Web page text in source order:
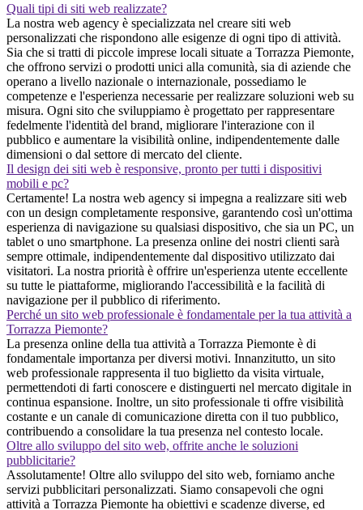
Quali tipi di siti web realizzate?
La nostra web agency è specializzata nel creare siti web
personalizzati che rispondono alle esigenze di ogni tipo di attività.
Sia che si tratti di piccole imprese locali situate a Torrazza Piemonte,
che offrono servizi o prodotti unici alla comunità, sia di aziende che
operano a livello nazionale o internazionale, possediamo le
competenze e l'esperienza necessarie per realizzare soluzioni web su
misura. Ogni sito che sviluppiamo è progettato per rappresentare
fedelmente l'identità del brand, migliorare l'interazione con il
pubblico e aumentare la visibilità online, indipendentemente dalle
dimensioni o dal settore di mercato del cliente.
Il design dei siti web è responsive, pronto per tutti i dispositivi
mobili e pc?
Certamente! La nostra web agency si impegna a realizzare siti web
con un design completamente responsive, garantendo così un'ottima
esperienza di navigazione su qualsiasi dispositivo, che sia un PC, un
tablet o uno smartphone. La presenza online dei nostri clienti sarà
sempre ottimale, indipendentemente dal dispositivo utilizzato dai
visitatori. La nostra priorità è offrire un'esperienza utente eccellente
su tutte le piattaforme, migliorando l'accessibilità e la facilità di
navigazione per il pubblico di riferimento.
Perché un sito web professionale è fondamentale per la tua attività a
Torrazza Piemonte?
La presenza online della tua attività a Torrazza Piemonte è di
fondamentale importanza per diversi motivi. Innanzitutto, un sito
web professionale rappresenta il tuo biglietto da visita virtuale,
permettendoti di farti conoscere e distinguerti nel mercato digitale in
continua espansione. Inoltre, un sito professionale ti offre visibilità
costante e un canale di comunicazione diretta con il tuo pubblico,
contribuendo a consolidare la tua presenza nel contesto locale.
Oltre allo sviluppo del sito web, offrite anche le soluzioni
pubblicitarie?
Assolutamente! Oltre allo sviluppo del sito web, forniamo anche
servizi pubblicitari personalizzati. Siamo consapevoli che ogni
attività a Torrazza Piemonte ha obiettivi e scadenze diverse, ed